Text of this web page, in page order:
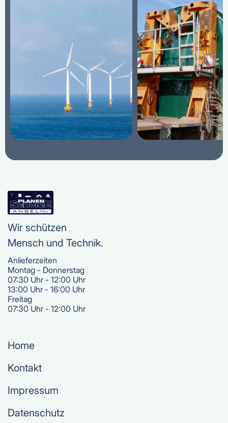
Wir schützen
Mensch und Technik.
Anlieferzeiten
Montag - Donnerstag
07:30 Uhr - 12:00 Uhr
13:00 Uhr - 16:00 Uhr
Freitag
07:30 Uhr - 12:00 Uhr
Home
Kontakt
Impressum
Datenschutz